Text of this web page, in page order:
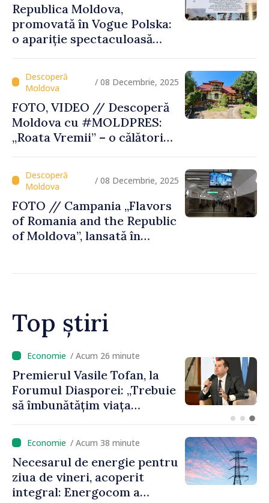
Republica Moldova,
promovată în Vogue Polska:
o apariție spectaculoasă
/ 08 Decembrie, 2025
FOTO, VIDEO // Descoperă
Moldova cu #MOLDPRES:
„Roata Vremii” – o călătorie
Gastronomice
/ 08 Decembrie, 2025
FOTO // Campania „Flavors
of Romania and the Republic
of Moldova”, lansată în
Top știri
/ Acum 9 minute
Un specialist din diaspora își
propune să revină în
Republica Moldova pentru a
registrului naval național
/ Acum 38 minute
Necesarul de energie pentru
ziua de vineri, acoperit
integral: Energocom a